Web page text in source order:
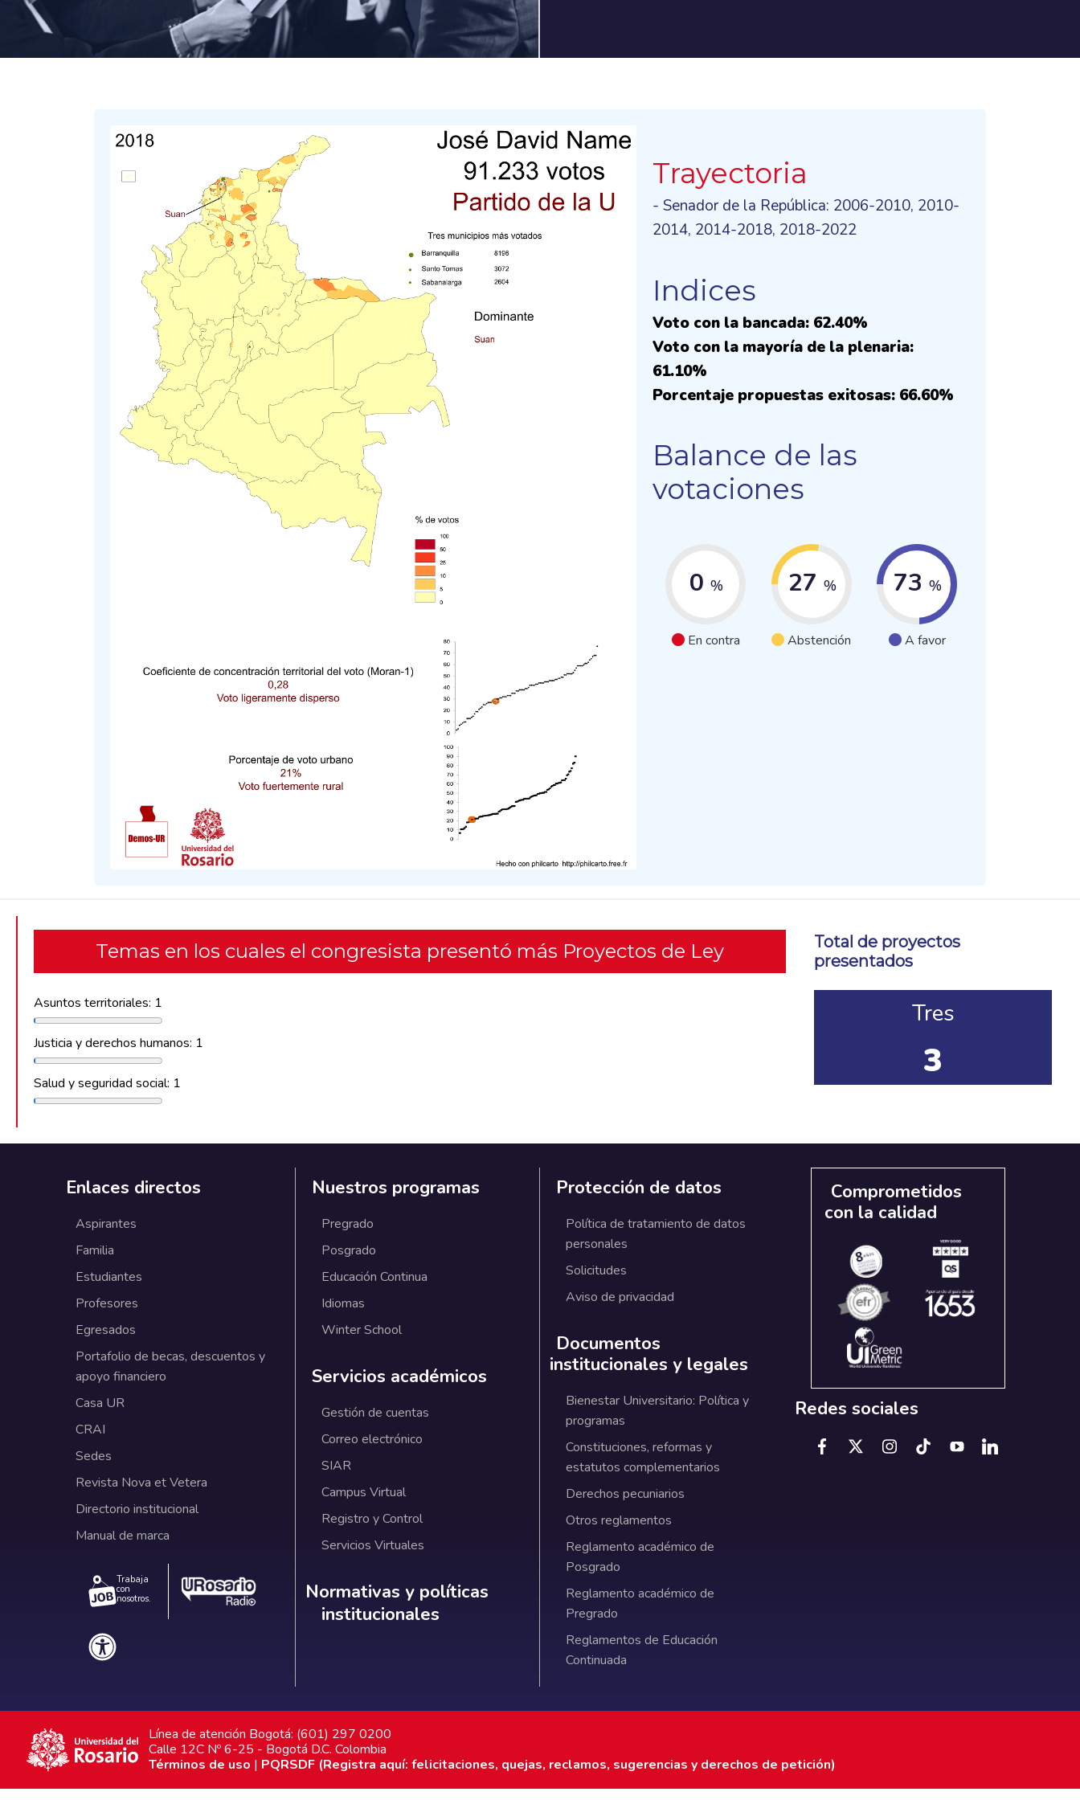
Trayectoria
- Senador de la República: 2006-2010, 2010-
2014, 2014-2018, 2018-2022
Indices
Voto con la bancada: 62.40%
Voto con la mayoría de la plenaria:
61.10%
Porcentaje propuestas exitosas: 66.60%
Balance de las
votaciones
0 %
En contra
27 %
Abstención
73 %
A favor
Temas en los cuales el congresista presentó más Proyectos de Ley
Asuntos territoriales: 1
Justicia y derechos humanos: 1
Salud y seguridad social: 1
Total de proyectos
presentados
Tres
3
Enlaces directos
Aspirantes
Familia
Estudiantes
Profesores
Egresados
Portafolio de becas, descuentos y
apoyo financiero
Casa UR
CRAI
Sedes
Revista Nova et Vetera
Directorio institucional
Manual de marca
Trabaja
con
nosotros.
Nuestros programas
Pregrado
Posgrado
Educación Continua
Idiomas
Winter School
Servicios académicos
Gestión de cuentas
Correo electrónico
SIAR
Campus Virtual
Registro y Control
Servicios Virtuales
Normativas y políticas institucionales
Normativas y políticas
institucionales
Protección de datos
Política de tratamiento de datos
personales
Solicitudes
Aviso de privacidad
Documentos
institucionales y legales
Bienestar Universitario: Política y
programas
Constituciones, reformas y
estatutos complementarios
Derechos pecuniarios
Otros reglamentos
Reglamento académico de
Posgrado
Reglamento académico de
Pregrado
Reglamentos de Educación
Continuada
Comprometidos
con la calidad
Redes sociales
Línea de atención Bogotá: (601) 297 0200
Calle 12C Nº 6-25 - Bogotá D.C. Colombia
Términos de uso | PQRSDF (Registra aquí: felicitaciones, quejas, reclamos, sugerencias y derechos de petición)